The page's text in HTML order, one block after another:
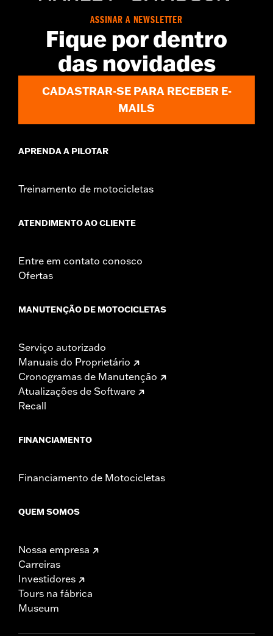
ASSINAR A NEWSLETTER
Fique por dentro
das novidades
CADASTRAR-SE PARA RECEBER E-
MAILS
APRENDA A PILOTAR
Treinamento de motocicletas
ATENDIMENTO AO CLIENTE
Entre em contato conosco
Ofertas
MANUTENÇÃO DE MOTOCICLETAS
Serviço autorizado
Manuais do Proprietário
Cronogramas de Manutenção
Atualizações de Software
Recall
FINANCIAMENTO
Financiamento de Motocicletas
QUEM SOMOS
Nossa empresa
Carreiras
Investidores
Tours na fábrica
Museum